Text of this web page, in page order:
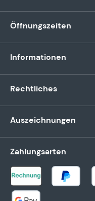
Öffnungszeiten
Informationen
Rechtliches
Auszeichnungen
Zahlungsarten